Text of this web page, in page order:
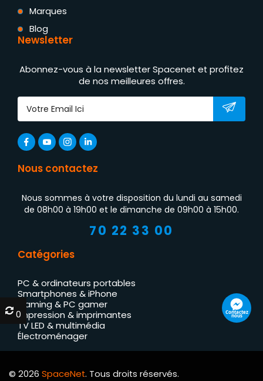
Marques
Blog
Newsletter
Abonnez-vous à la newsletter Spacenet et profitez
de nos meilleures offres.
Nous contactez
Nous sommes à votre disposition du lundi au samedi
de 08h00 à 19h00 et le dimanche de 09h00 à 15h00.
70 22 33 00
Catégories
PC & ordinateurs portables
Smartphones & iPhone
Gaming & PC gamer
Impression & imprimantes
TV LED & multimédia
Électroménager
© 2026 SpaceNet. Tous droits réservés.
0
0